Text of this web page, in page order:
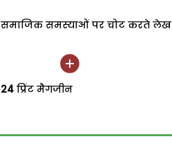
समाजिक समस्याओं पर चोट करते लेख
24 प्रिंट मैगजीन